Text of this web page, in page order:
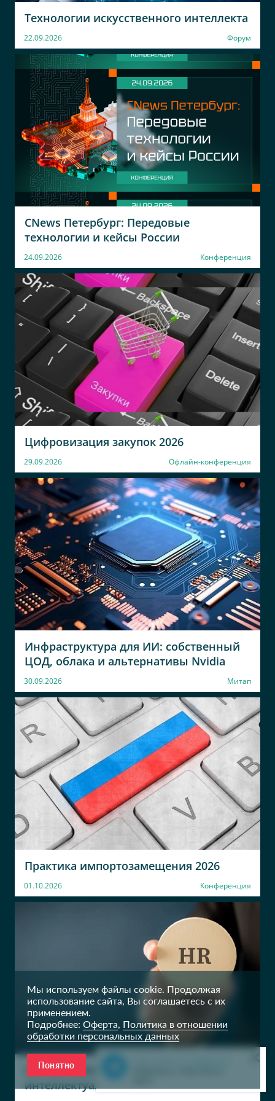
УРАЛСИБ
архитектора
Банк Русский
Оперативного Хранилища
Данных и Аналитической
Отчетности
МИР
ИНСТРУМЕНТА
Ведущий аналитик
Компания1
Должность1
Технологии искусственного интеллекта
22.09.2026 Форум
CNews Петербург: Передовые
технологии и кейсы России
24.09.2026 Конференция
Цифровизация закупок 2026
29.09.2026 Офлайн-конференция
Инфраструктура для ИИ: собственный
ЦОД, облака и альтернативы Nvidia
30.09.2026 Митап
Практика импортозамещения 2026
01.10.2026 Конференция
HR Tech 2026: архитектура
интеллектуального управления
Мы используем файлы cookie. Продолжая
использование сайта, Вы соглашаетесь с их
применением.
Подробнее: Оферта, Политика в отношении
обработки персональных данных
Понятно